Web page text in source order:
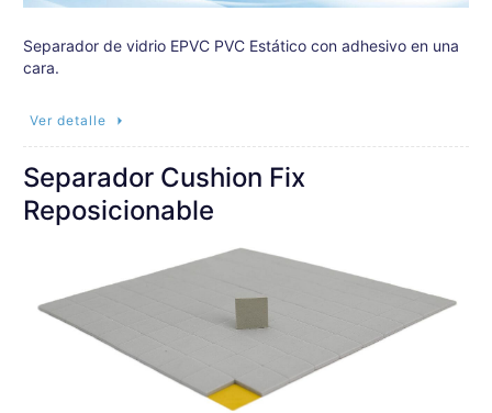
Separador de vidrio EPVC PVC Estático con adhesivo en una
cara.
Ver detalle
Separador Cushion Fix
Reposicionable